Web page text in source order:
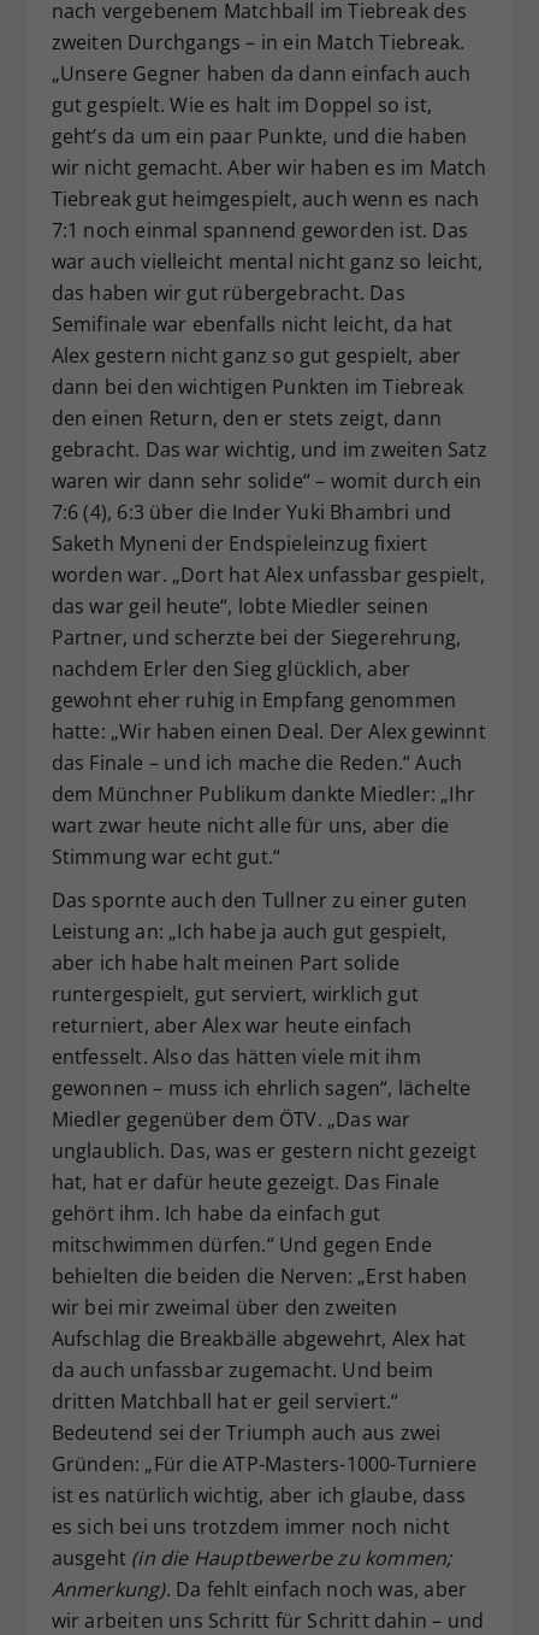
nach vergebenem Matchball im Tiebreak des
zweiten Durchgangs – in ein Match Tiebreak.
„Unsere Gegner haben da dann einfach auch
gut gespielt. Wie es halt im Doppel so ist,
geht’s da um ein paar Punkte, und die haben
wir nicht gemacht. Aber wir haben es im Match
Tiebreak gut heimgespielt, auch wenn es nach
7:1 noch einmal spannend geworden ist. Das
war auch vielleicht mental nicht ganz so leicht,
das haben wir gut rübergebracht. Das
Semifinale war ebenfalls nicht leicht, da hat
Alex gestern nicht ganz so gut gespielt, aber
dann bei den wichtigen Punkten im Tiebreak
den einen Return, den er stets zeigt, dann
gebracht. Das war wichtig, und im zweiten Satz
waren wir dann sehr solide“ – womit durch ein
7:6 (4), 6:3 über die Inder Yuki Bhambri und
Saketh Myneni der Endspieleinzug fixiert
worden war. „Dort hat Alex unfassbar gespielt,
das war geil heute“, lobte Miedler seinen
Partner, und scherzte bei der Siegerehrung,
nachdem Erler den Sieg glücklich, aber
gewohnt eher ruhig in Empfang genommen
hatte: „Wir haben einen Deal. Der Alex gewinnt
das Finale – und ich mache die Reden.“ Auch
dem Münchner Publikum dankte Miedler: „Ihr
wart zwar heute nicht alle für uns, aber die
Stimmung war echt gut.“
Das spornte auch den Tullner zu einer guten
Leistung an: „Ich habe ja auch gut gespielt,
aber ich habe halt meinen Part solide
runtergespielt, gut serviert, wirklich gut
returniert, aber Alex war heute einfach
entfesselt. Also das hätten viele mit ihm
gewonnen – muss ich ehrlich sagen“, lächelte
Miedler gegenüber dem ÖTV. „Das war
unglaublich. Das, was er gestern nicht gezeigt
hat, hat er dafür heute gezeigt. Das Finale
gehört ihm. Ich habe da einfach gut
mitschwimmen dürfen.“ Und gegen Ende
behielten die beiden die Nerven: „Erst haben
wir bei mir zweimal über den zweiten
Aufschlag die Breakbälle abgewehrt, Alex hat
da auch unfassbar zugemacht. Und beim
dritten Matchball hat er geil serviert.“
Bedeutend sei der Triumph auch aus zwei
Gründen: „Für die ATP-Masters-1000-Turniere
ist es natürlich wichtig, aber ich glaube, dass
es sich bei uns trotzdem immer noch nicht
ausgeht (in die Hauptbewerbe zu kommen;
Anmerkung). Da fehlt einfach noch was, aber
wir arbeiten uns Schritt für Schritt dahin – und